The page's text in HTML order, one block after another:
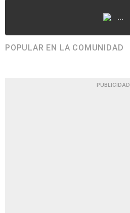
...
POPULAR EN LA COMUNIDAD
PUBLICIDAD